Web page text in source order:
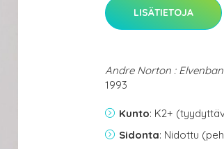
LISÄTIETOJA
Andre Norton :
1993
Kunto: K2+
Sidonta: Nidottu